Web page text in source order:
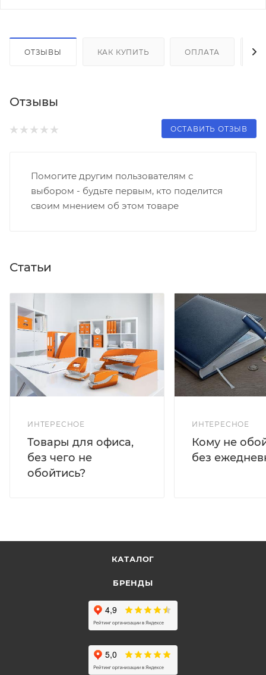
ОТЗЫВЫ КАК КУПИТЬ ОПЛАТА
Отзывы
ОСТАВИТЬ ОТЗЫВ
Помогите другим пользователям с
выбором - будьте первым, кто поделится
своим мнением об этом товаре
Статьи
ИНТЕРЕСНОЕ
Товары для офиса,
без чего не
обойтись?
ИНТЕРЕСНОЕ
Кому не
без
КАТАЛОГ
БРЕНДЫ